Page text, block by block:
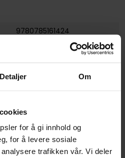
Detaljer Om
for å gi innhold og
for å levere sosiale
trafikken vår. Vi deler
9780785161424
Paperback
GuedesogRon Garney
Superhelt